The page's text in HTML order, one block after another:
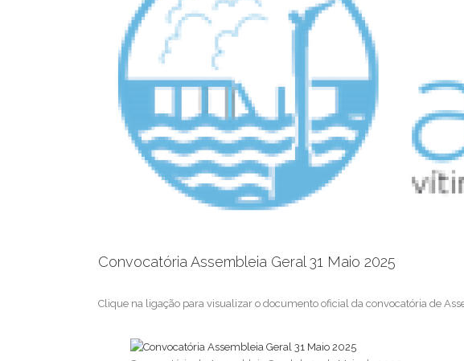
Convocatória Assembleia Geral 31 Maio 2025
Clique na ligação para visualizar o documento oficial da convocatória de